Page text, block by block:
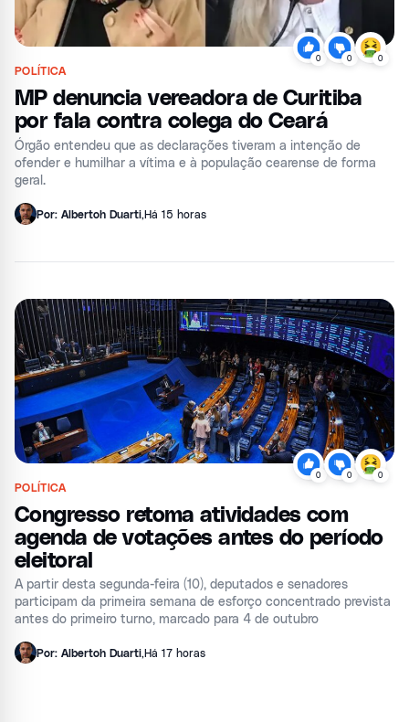
0 0 0
POLÍTICA
MP denuncia vereadora de Curitiba
por fala contra colega do Ceará
Órgão entendeu que as declarações tiveram a intenção de
ofender e humilhar a vítima e à população cearense de forma
geral.
Por: Albertoh Duarti,Há 15 horas
0 0 0
POLÍTICA
Congresso retoma atividades com
agenda de votações antes do período
eleitoral
A partir desta segunda-feira (10), deputados e senadores
participam da primeira semana de esforço concentrado prevista
antes do primeiro turno, marcado para 4 de outubro
Por: Albertoh Duarti,Há 17 horas